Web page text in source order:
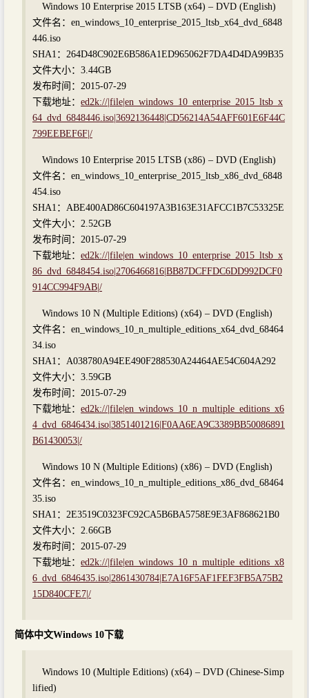
Windows 10 Enterprise 2015 LTSB (x64) – DVD (English)
文件名：en_windows_10_enterprise_2015_ltsb_x64_dvd_6848
446.iso
SHA1：264D48C902E6B586A1ED965062F7DA4D4DA99B35
文件大小：3.44GB
发布时间：2015-07-29
下载地址： ed2k://|file|en_windows_10_enterprise_2015_ltsb_x
64_dvd_6848446.iso|3692136448|CD56214A54AFF601E6F44C
799EEBEF6F|/
Windows 10 Enterprise 2015 LTSB (x86) – DVD (English)
文件名：en_windows_10_enterprise_2015_ltsb_x86_dvd_6848
454.iso
SHA1：ABE400AD86C604197A3B163E31AFCC1B7C53325E
文件大小：2.52GB
发布时间：2015-07-29
下载地址： ed2k://|file|en_windows_10_enterprise_2015_ltsb_x
86_dvd_6848454.iso|2706466816|BB87DCFFDC6DD992DCF0
914CC994F9AB|/
Windows 10 N (Multiple Editions) (x64) – DVD (English)
文件名：en_windows_10_n_multiple_editions_x64_dvd_68464
34.iso
SHA1：A038780A94EE490F288530A24464AE54C604A292
文件大小：3.59GB
发布时间：2015-07-29
下载地址： ed2k://|file|en_windows_10_n_multiple_editions_x6
4_dvd_6846434.iso|3851401216|F0AA6EA9C3389BB50086891
B61430053|/
Windows 10 N (Multiple Editions) (x86) – DVD (English)
文件名：en_windows_10_n_multiple_editions_x86_dvd_68464
35.iso
SHA1：2E3519C0323FC92CA5B6BA5758E9E3AF868621B0
文件大小：2.66GB
发布时间：2015-07-29
下载地址： ed2k://|file|en_windows_10_n_multiple_editions_x8
6_dvd_6846435.iso|2861430784|E7A16F5AF1FEF3FB5A75B2
15D840CFE7|/
简体中文Windows 10下载
Windows 10 (Multiple Editions) (x64) – DVD (Chinese-Simp
lified)